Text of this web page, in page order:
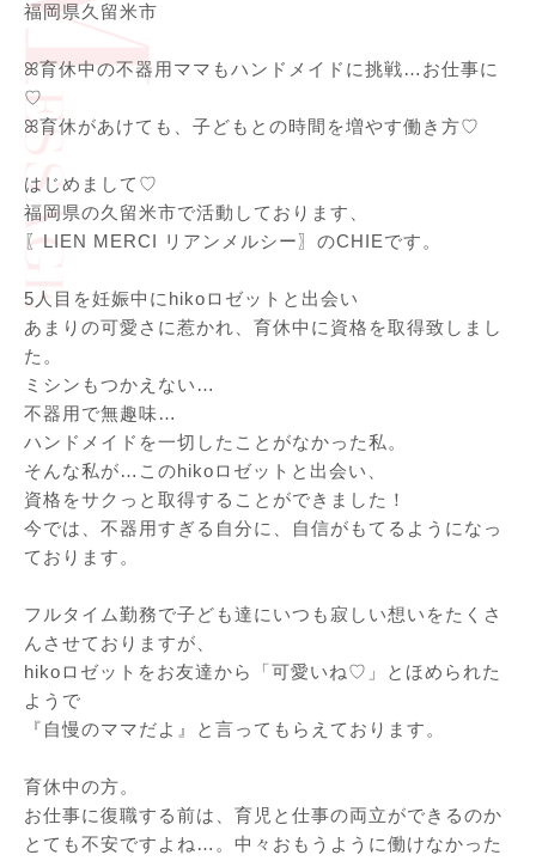
福岡県久留米市
ꕤ育休中の不器用ママもハンドメイドに挑戦…お仕事に
♡
ꕤ育休があけても、子どもとの時間を増やす働き方♡
はじめまして♡
福岡県の久留米市で活動しております、
〖LIEN MERCI リアンメルシー〗のCHIEです。
5人目を妊娠中にhikoロゼットと出会い
あまりの可愛さに惹かれ、育休中に資格を取得致しまし
た。
ミシンもつかえない…
不器用で無趣味…
ハンドメイドを一切したことがなかった私。
そんな私が…このhikoロゼットと出会い、
資格をサクっと取得することができました！
今では、不器用すぎる自分に、
自信がもてるようになっ
ております。
フルタイム勤務で子ども達にいつも寂しい想いをたくさ
んさせてお りますが、
hikoロゼットをお友達から「可愛いね♡」とほめられた
ようで
『自慢のママだよ』と言ってもらえております。
育休中の方。
お仕事に復職する前は、 育児と仕事の両立ができるのか
とても不安ですよね…。 中々おもうように働けなかった